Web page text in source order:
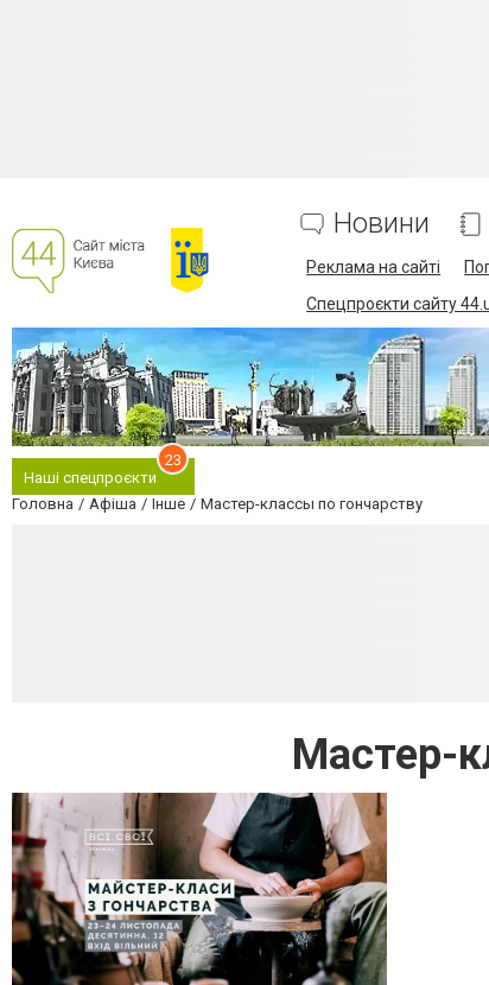
Новини
Реклама на сайті
Спецпроєкти сайту
Наші спецпроєкти
23
Головна Афіша Інше Мастер-классы по гончарству
Мастер-